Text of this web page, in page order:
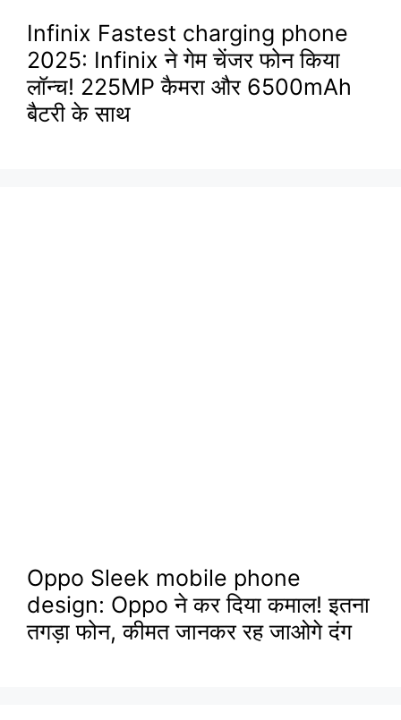
Infinix Fastest charging phone
2025: Infinix ने गेम चेंजर फोन किया
लॉन्च! 225MP कैमरा और 6500mAh
बैटरी के साथ
Oppo Sleek mobile phone
design: Oppo ने कर दिया कमाल! इतना
तगड़ा फोन, कीमत जानकर रह जाओगे दंग